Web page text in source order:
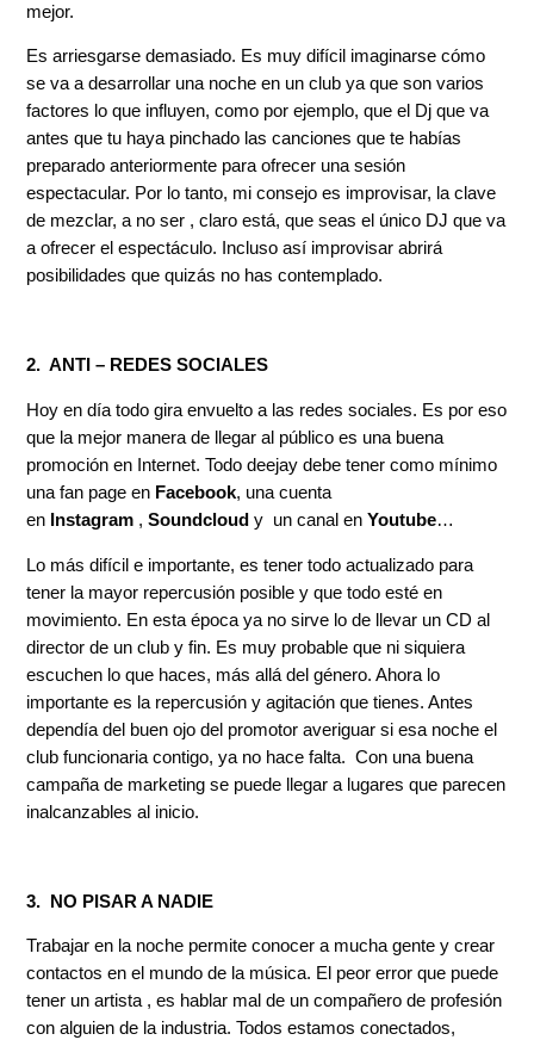
mejor.
Es arriesgarse demasiado. Es muy difícil imaginarse cómo
se va a desarrollar una noche en un club ya que son varios
factores lo que influyen, como por ejemplo, que el Dj que va
antes que tu haya pinchado las canciones que te habías
preparado anteriormente para ofrecer una sesión
espectacular. Por lo tanto, mi consejo es improvisar, la clave
de mezclar, a no ser , claro está, que seas el único DJ que va
a ofrecer el espectáculo. Incluso así improvisar abrirá
posibilidades que quizás no has contemplado.
2. ANTI – REDES SOCIALES
Hoy en día todo gira envuelto a las redes sociales. Es por eso
que la mejor manera de llegar al público es una buena
promoción en Internet. Todo deejay debe tener como mínimo
una fan page en Facebook, una cuenta
en Instagram ,Soundcloud y un canal enYoutube…
Lo más difícil e importante, es tener todo actualizado para
tener la mayor repercusión posible y que todo esté en
movimiento. En esta época ya no sirve lo de llevar un CD al
director de un club y fin. Es muy probable que ni siquiera
escuchen lo que haces, más allá del género. Ahora lo
importante es la repercusión y agitación que tienes. Antes
dependía del buen ojo del promotor averiguar si esa noche el
club funcionaria contigo, ya no hace falta. Con una buena
campaña de marketing se puede llegar a lugares que parecen
inalcanzables al inicio.
3. NO PISAR A NADIE
Trabajar en la noche permite conocer a mucha gente y crear
contactos en el mundo de la música. El peor error que puede
tener un artista , es hablar mal de un compañero de profesión
con alguien de la industria. Todos estamos conectados,